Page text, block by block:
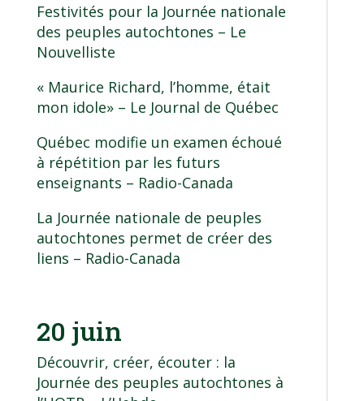
Festivités pour la Journée nationale
des peuples autochtones – Le
Nouvelliste
« Maurice Richard, l’homme, était
mon idole»– Le Journal de Québec
Québec modifie un examen échoué
à répétition par les futurs
enseignants – Radio-Canada
La Journée nationale de peuples
autochtones permet de créer des
liens – Radio-Canada
20 juin
Découvrir, créer, écouter : la
Journée des peuples autochtones à